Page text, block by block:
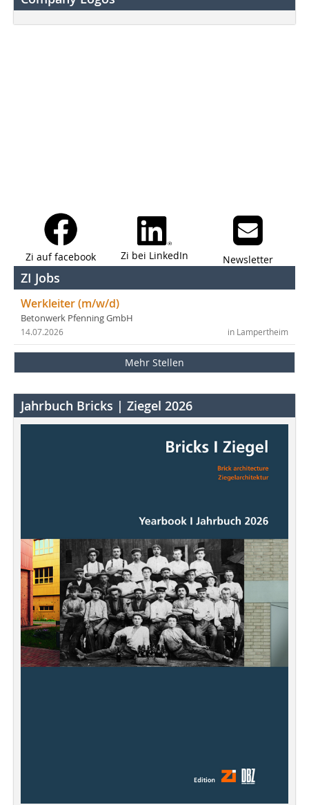
Zi auf facebook Zi bei LinkedIn Newsletter
ZI Jobs
Werkleiter (m/w/d)
Betonwerk Pfenning GmbH
in Lampertheim
14.07.2026
Mehr Stellen
Jahrbuch Bricks | Ziegel 2026